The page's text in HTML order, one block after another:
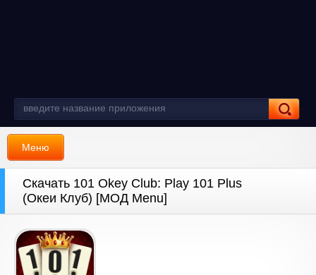
Меню
Скачать 101 Okey Club: Play 101 Plus
(Океи Клуб) [МОД Menu]